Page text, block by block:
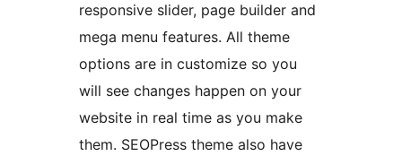
responsive slider, page builder and
mega menu features. All theme
options are in customize so you
will see changes happen on your
website in real time as you make
them. SEOPress theme also have